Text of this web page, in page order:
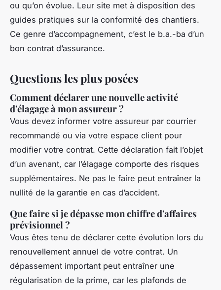
ou qu’on évolue. Leur site met à disposition des
guides pratiques sur la conformité des chantiers.
Ce genre d’accompagnement, c’est le b.a.-ba d’un
bon contrat d’assurance.
Questions les plus posées
Comment déclarer une nouvelle activité
d'élagage à mon assureur ?
Vous devez informer votre assureur par courrier
recommandé ou via votre espace client pour
modifier votre contrat. Cette déclaration fait l’objet
d’un avenant, car l’élagage comporte des risques
supplémentaires. Ne pas le faire peut entraîner la
nullité de la garantie en cas d’accident.
Que faire si je dépasse mon chiffre d'affaires
prévisionnel ?
Vous êtes tenu de déclarer cette évolution lors du
renouvellement annuel de votre contrat. Un
dépassement important peut entraîner une
régularisation de la prime, car les plafonds de